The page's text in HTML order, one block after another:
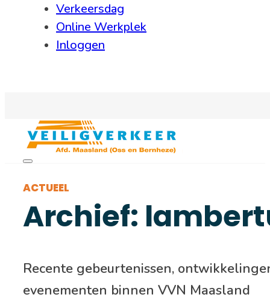
Verkeersdag
Online Werkplek
Inloggen
ACTUEEL
Archief:
Recente gebeurtenissen,
evenementen binnen VVN Maasland